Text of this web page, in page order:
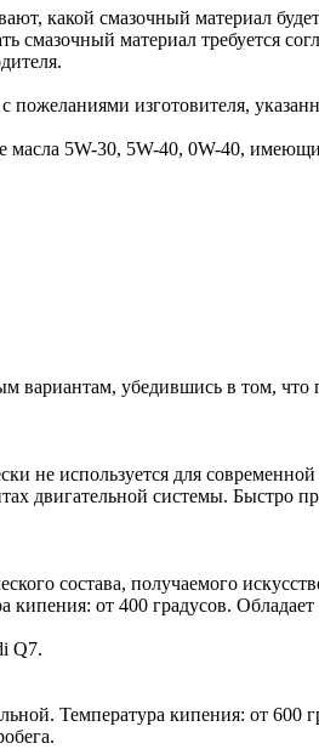
какой смазочный материал
смазочный материал требуется
пожеланиями изготовителя,
масла 5W-30, 5W-40, 0W-40,
убедившись в том, что
не используется для
двигательной системы. Быстро
состава, получаемого
кипения: от 400 градусов.
Q7.
Температура кипения: от